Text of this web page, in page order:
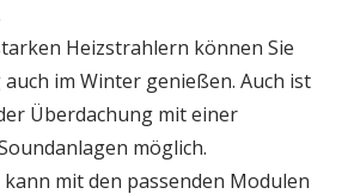
Heizstrahlern können Sie
im Winter genießen. Auch ist
Überdachung mit einer
möglich.
mit den passenden Modulen